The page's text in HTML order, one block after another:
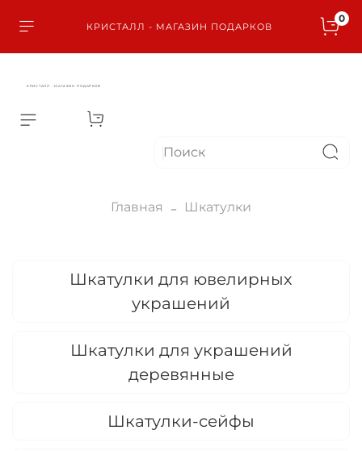
КРИСТАЛЛ - МАГАЗИН ПОДАРКОВ
0
КРИСТАЛЛ - МАГАЗИН ПОДАРКОВ
Главная Шкатулки
Шкатулки для ювелирных
украшений
Шкатулки для украшений
деревянные
Шкатулки-сейфы